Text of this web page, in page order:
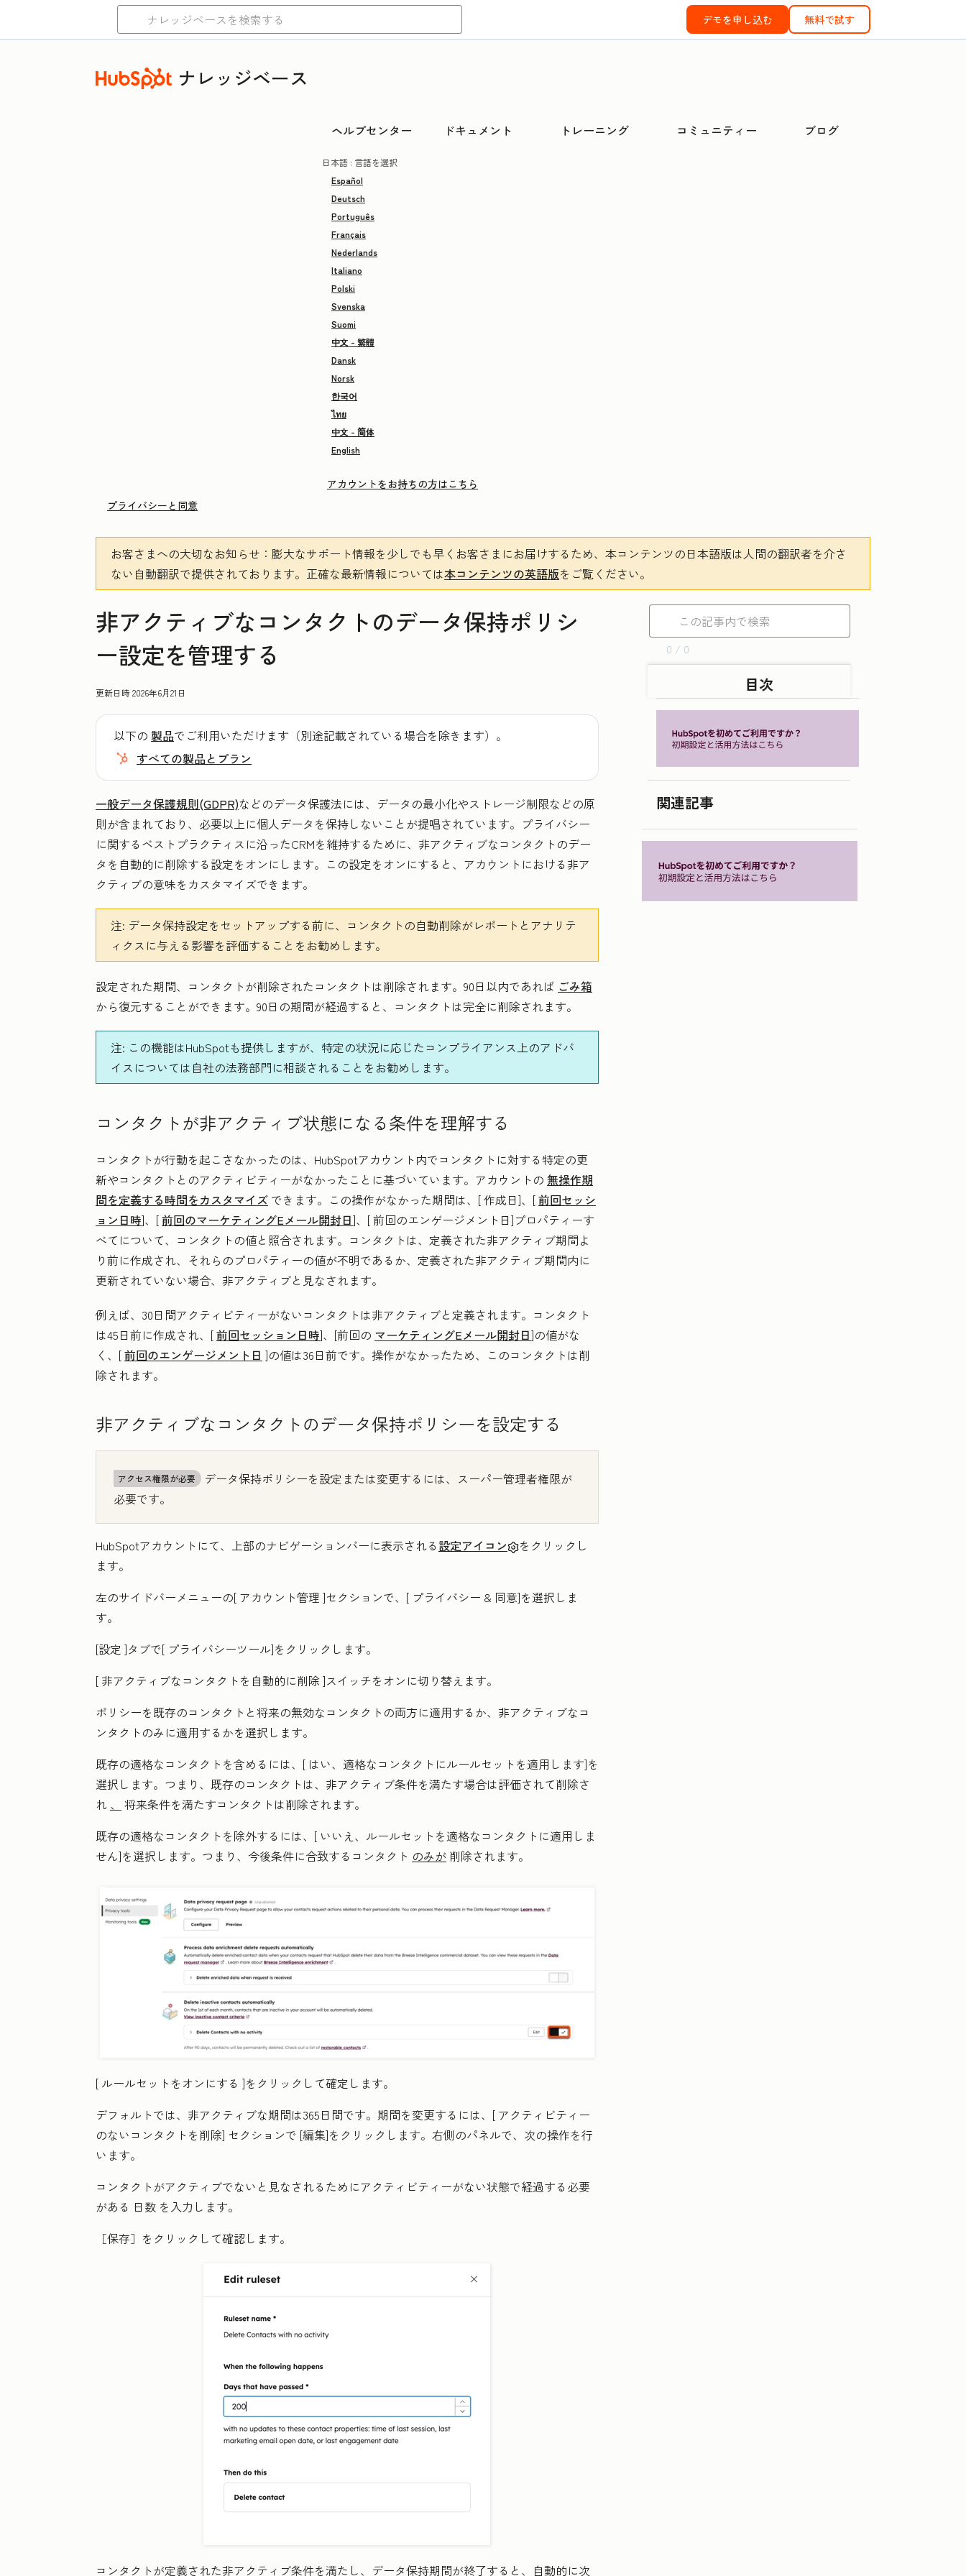
デモを申し込む 無料で試す
ナレッジベース
ヘルプセンター ドキュメント トレーニング コミュニティー ブログ
日本語 : 言語を選択
Español
Deutsch
Português
Français
Nederlands
Italiano
Polski
Svenska
Suomi
中文 - 繁體
Dansk
Norsk
한국어
ไทย
中文 - 简体
English
アカウントをお持ちの方はこちら
プライバシーと同意
お客さまへの大切なお知らせ ：膨大なサポート情報を少しでも早くお客さまにお届けするため、本コンテンツの日本語版は人間の翻訳者を介さ
ない自動翻訳で提供されております。 正確な最新情報については本コンテンツの英語版をご覧ください。
非アクティブなコンタクトのデータ保持ポリシ
ー設定を管理する
更新日時2026年6月21日
以下の 製品でご利用いただけます（別途記載されている場合を除きます）。
すべての製品とプラン
一般データ保護規則(GDPR)などのデータ保護法には、データの最小化やストレージ制限などの原
則が含まれており、必要以上に個人データを保持しないことが提唱されています。プライバシー
に関するベストプラクティスに沿ったCRMを維持するために、非アクティブなコンタクトのデー
タを自動的に削除する設定をオンにします。この設定をオンにすると、アカウントにおける非ア
クティブの意味をカスタマイズできます。
注: データ保持設定をセットアップする前に、コンタクトの自動削除がレポートとアナリテ
ィクスに与える影響を評価することをお勧めします。
設定された期間、コンタクトが削除されたコンタクトは削除されます。90日以内であれば ごみ箱
から復元することができます。90日の期間が経過すると、コンタクトは完全に削除されます。
注: この機能はHubSpotも提供しますが、特定の状況に応じたコンプライアンス上のアドバ
イスについては自社の法務部門に相談されることをお勧めします。
コンタクトが非アクティブ状態になる条件を理解する
コンタクトが行動を起こさなかったのは、HubSpotアカウント内でコンタクトに対する特定の更
新やコンタクトとのアクティビティーがなかったことに基づいています。アカウントの 無操作期
間を定義する時間をカスタマイズ できます。この操作がなかった期間は、[作成日]、[前回セッシ
ョン日時]、[前回のマーケティングEメール開封日]、[前回のエンゲージメント日]プロパティーす
べてについて、コンタクトの値と照合されます。コンタクトは、定義された非アクティブ期間よ
り前に作成され、それらのプロパティーの値が不明であるか、定義された非アクティブ期間内に
更新されていない場合、非アクティブと見なされます。
例えば、30日間アクティビティーがないコンタクトは非アクティブと定義されます。コンタクト
は45日前に作成され、[前回セッション日時]、[前回の マーケティングEメール開封日]の値がな
く、[前回のエンゲージメント日 ]の値は36日前です。操作がなかったため、このコンタクトは削
除されます。
非アクティブなコンタクトのデータ保持ポリシーを設定する
アクセス権限が必要
データ保持ポリシーを設定または変更するには、スーパー管理者権限が
必要です。
HubSpotアカウントにて、上部のナビゲーションバーに表示される設定アイコン
をクリックし
ます。
左のサイドバーメニューの[ アカウント管理 ]セクションで、[ プライバシー & 同意]を選択しま
す。
[設定 ]タブで[ プライバシーツール]をクリックします。
[ 非アクティブなコンタクトを自動的に削除]スイッチをオンに切り替えます。
ポリシーを既存のコンタクトと将来の無効なコンタクトの両方に適用するか、非アクティブなコ
ンタクトのみに適用するかを選択します。
既存の適格なコンタクトを含めるには、[ はい、適格なコンタクトにルールセットを適用します]を
選択します。つまり、既存のコンタクトは、非アクティブ条件を満たす場合は評価されて削除さ
れ 、
将来条件を満たすコンタクトは削除されます。
既存の適格なコンタクトを除外するには、[ いいえ、ルールセットを適格なコンタクトに適用しま
せん]を選択します。つまり、今後条件に合致するコンタクト のみが 削除されます。
[ ルールセットをオンにする ]をクリックして確定します。
デフォルトでは、非アクティブな期間は365日間です。期間を変更するには、[ アクティビティー
のないコンタクトを削除] セクションで [編集]をクリックします。右側のパネルで、次の操作を行
います。
コンタクトがアクティブでないと見なされるためにアクティビティーがない状態で経過する必要
がある 日数 を入力します。
［保存］ をクリックして確認します。
コンタクトが定義された非アクティブ条件を満たし、データ保持期間が終了すると、自動的に次
0 / 0
目次
関連記事